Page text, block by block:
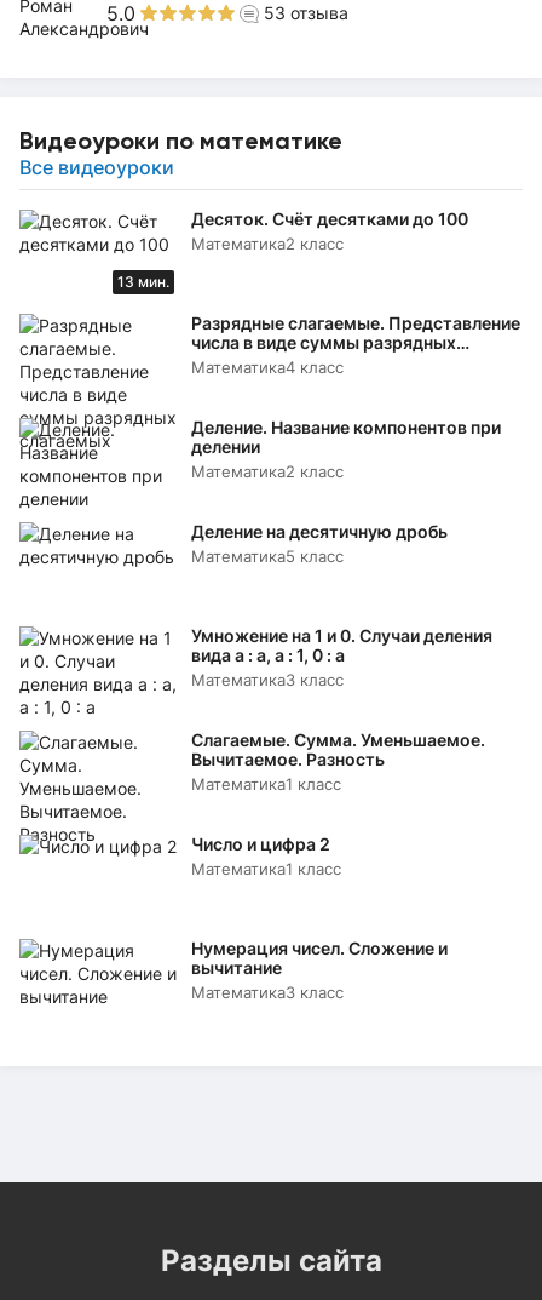
5.0 53 отзыва
Видеоуроки по математике
Все видеоуроки
13 мин.
Десяток. Счёт десятками до 100
Математика2 класс
Разрядные слагаемые. Представление
числа в виде суммы разрядных
слагаемых
Математика4 класс
Деление. Название компонентов при
делении
Математика2 класс
Деление на десятичную дробь
Математика5 класс
Умножение на 1 и 0. Случаи деления
вида а : а, а : 1, 0 : а
Математика3 класс
Слагаемые. Сумма. Уменьшаемое.
Вычитаемое. Разность
Математика1 класс
Число и цифра 2
Математика1 класс
Нумерация чисел. Сложение и
вычитание
Математика3 класс
Разделы сайта